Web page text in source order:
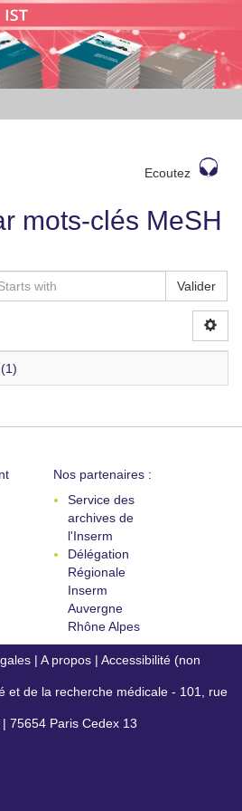
Ecoutez
mots-clés MeSH
Valider
Nos partenaires :
Service des
archives de
l'Inserm
Délégation
Régionale
Inserm
Auvergne
Rhône Alpes
| A propos | Accessibilité (non
conforme)
et de la recherche médicale - 101, rue
| 75654 Paris Cedex 13